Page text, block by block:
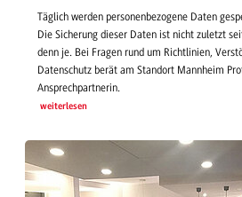
Täglich werden personenbezogene Daten
Die Sicherung dieser Daten ist nicht zuletzt
denn je. Bei Fragen rund um Richtlinien,
Datenschutz berät am Standort Mannheim
Ansprechpartnerin.
weiterlesen